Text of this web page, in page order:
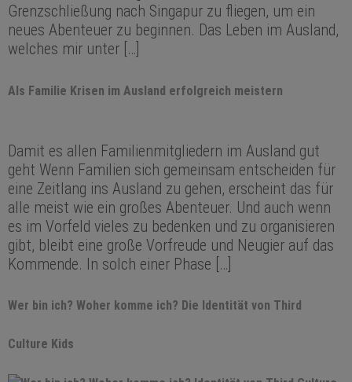
Grenzschließung nach Singapur zu fliegen, um ein
neues Abenteuer zu beginnen. Das Leben im Ausland,
welches mir unter […]
Als Familie Krisen im Ausland erfolgreich meistern
Damit es allen Familienmitgliedern im Ausland gut
geht Wenn Familien sich gemeinsam entscheiden für
eine Zeitlang ins Ausland zu gehen, erscheint das für
alle meist wie ein großes Abenteuer. Und auch wenn
es im Vorfeld vieles zu bedenken und zu organisieren
gibt, bleibt eine große Vorfreude und Neugier auf das
Kommende. In solch einer Phase […]
Wer bin ich? Woher komme ich? Die Identität von Third
Culture Kids